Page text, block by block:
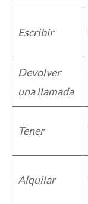
Escribir
Devolver
una llamada
Tener
Alquilar